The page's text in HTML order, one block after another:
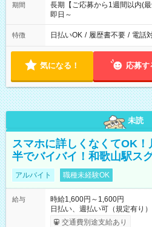
期間
長期【ご応募から1週間以内(
即日～
特徴 日払いOK / 履歴書不要 / 電話
気になる！ 応募す
未読
スマホに詳しくなくてOK
半でバイバイ！和歌山駅ス
アルバイト 職種未経験OK
給与
時給1,600円～1,600円
日払い、週払い可（規定有り
日） 【試用期間】試用期間なし
交通費別途支給あり